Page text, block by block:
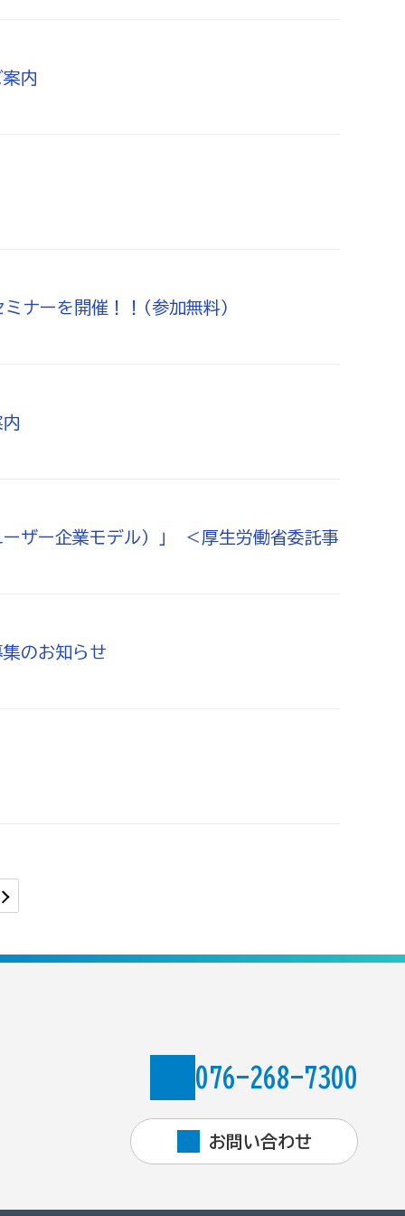
内
ミナーを開催！！(参加無料)
ザー企業モデル）」 ＜厚生労働省委託事
のお知らせ
お問い合わせ
076-268-7300